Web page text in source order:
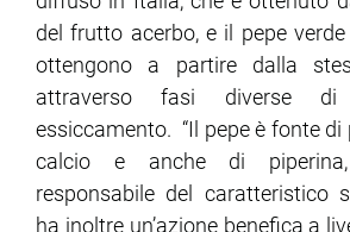
del frutto acerbo, e il pepe
ottengono a partire dalla
attraverso fasi diverse
essiccamento. “Il pepe è fonte di
calcio e anche di
responsabile del caratteristico
ha inoltre un’azione benefica a